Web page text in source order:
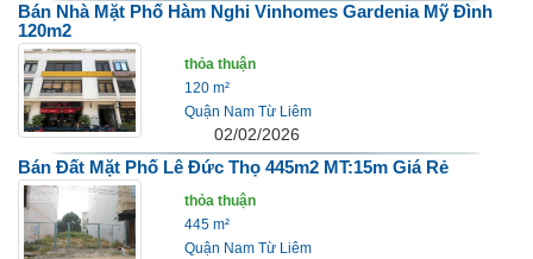
Bán Nhà Mặt Phố Hàm Nghi Vinhomes Gardenia Mỹ Đình
120m2
thỏa thuận
120 m²
Quận Nam Từ Liêm
02/02/2026
Bán Đất Mặt Phố Lê Đức Thọ 445m2 MT:15m Giá Rẻ
thỏa thuận
445 m²
Quận Nam Từ Liêm